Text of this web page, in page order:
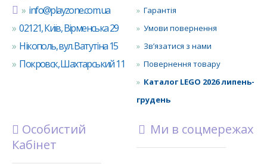
info@playzone.com.ua
02121, Київ, Вірменська 29
Нікополь, вул. Ватутіна 15
Покровск, Шахтарський 11
Гарантія
Умови повернення
Зв’язатися з нами
Повернення товару
Каталог LEGO 2026 липень-
грудень
Особистий
Кабінет
Ми в соцмережах